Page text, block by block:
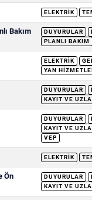
ELEKTRIK
Bakım
DUYURULAR
PLANLI BAKIM
ELEKTRIK
YAN
DUYURULAR
KAYIT VE
DUYURULAR
KAYIT VE
VEP
ELEKTRIK
Ön
DUYURULAR
KAYIT VE